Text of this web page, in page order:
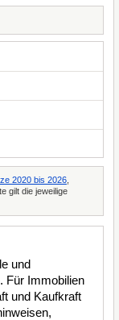
2020 bis 2026
gilt die jeweilige
und
Für Immobilien
und Kaufkraft